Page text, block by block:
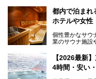
いおしゃれな名
します。
ツァ大井町トラ
ポ―トします。
都内で泊まれ
ホテルや女性
個性豊かなサウ
業のサウナ施設
を旅の目的と
ど、自分の好
魅力です。
【2026最新
4時間・安い